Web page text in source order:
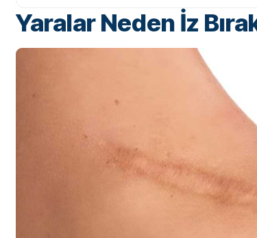
Yaralar Neden İz